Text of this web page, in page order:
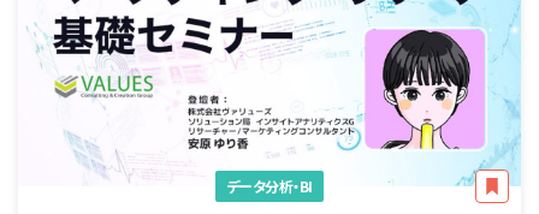
データ分析・BI